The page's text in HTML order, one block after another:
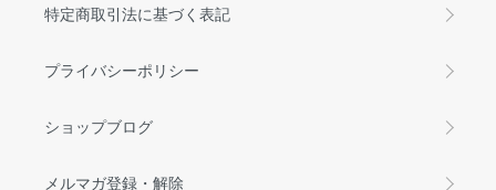
特定商取引法に基づく表記
プライバシーポリシー
ショップブログ
メルマガ登録・解除